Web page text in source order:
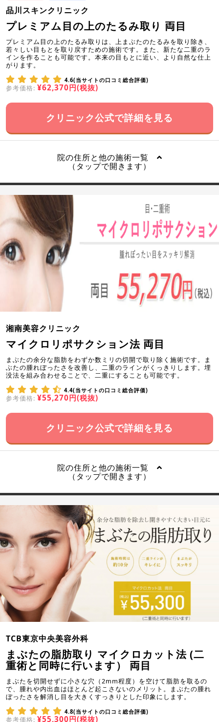
品川スキンクリニック
プレミアム目の上のたるみ取り 両目
プレミアム目の上のたるみ取りは、上まぶたのたるみを取り除き、
若々しい目もとを取り戻すための施術です。また、新たな二重のラ
インを作ることも可能です。本来の目もとに近い、より自然な仕上
がります。
4.6(当サイトの口コミ総合評価)
参考価格: ¥62,370円(税抜)
クリニック公式で詳細を見る
院の住所と他の施術一覧
（タップで開きます）
湘南美容クリニック
マイクロリポサクション法 両目
まぶたの余分な脂肪をわずか数ミリの切開で取り除く施術です。ま
ぶたの腫れぼったさを改善し、二重のラインがくっきりします。埋
没法を組み合わせることで、二重にすることも可能です。
4.4(当サイトの口コミ総合評価)
参考価格: ¥55,270円(税抜)
クリニック公式で詳細を見る
院の住所と他の施術一覧
（タップで開きます）
TCB東京中央美容外科
まぶたの脂肪取り マイクロカット法 (二
重術と同時に行います） 両目
まぶたを切開せずに小さな穴（2mm程度）を空けて脂肪を取るの
で、腫れや内出血はほとんど起こさないのメリット。まぶたの腫れ
ぼったさを解消し目を大きくすっきりとした印象にします。
4.8(当サイトの口コミ総合評価)
参考価格: ¥55,300円(税抜)